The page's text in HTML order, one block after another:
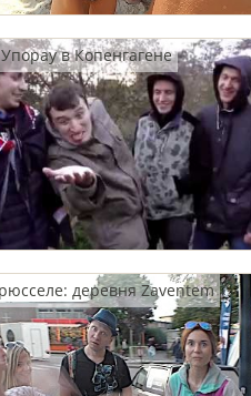
в Копенгагене
деревня Zaventem